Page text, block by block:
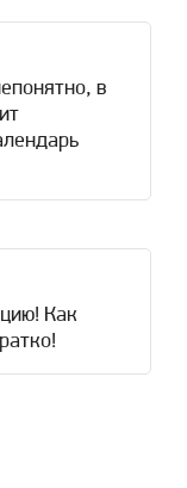
в
Как